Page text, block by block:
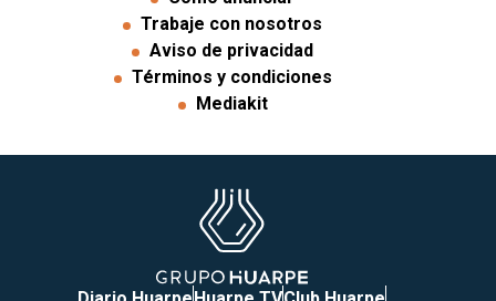
Trabaje con nosotros
Aviso de privacidad
Términos y condiciones
Mediakit